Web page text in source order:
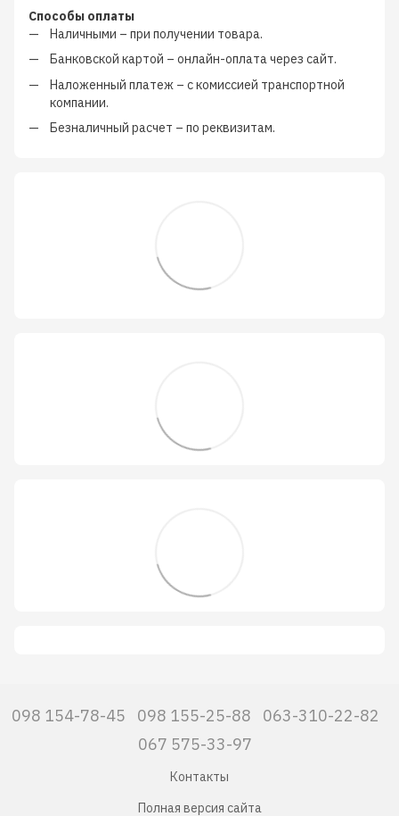
Способы оплаты
Наличными – при получении товара.
Банковской картой – онлайн-оплата через сайт.
Наложенный платеж – скомиссией транспортной
компании.
Безналичный расчет – по реквизитам.
098 154-78-45 098 155-25-88
063-310-22-82
067 575-33-97
Контакты
Полная версия сайта